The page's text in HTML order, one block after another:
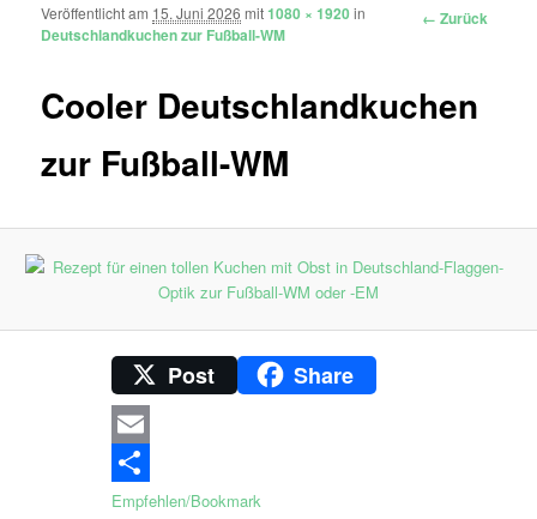
Bilder-Navigation ← Zurück
Cooler Deutschlandkuchen
zur Fußball-WM
Veröffentlicht am 15. Juni 2026 mit1080 × 1920in
Deutschlandkuchen zur Fußball-WM
Post Share
Email
Empfehlen/Bookmark